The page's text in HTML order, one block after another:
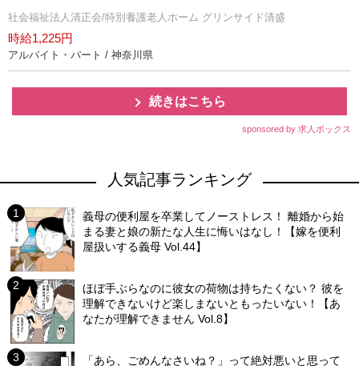
社会福祉法人清正会/特別養護老人ホーム グリンサイド清盛
時給1,225円
アルバイト・パート / 神奈川県
続きはこちら
sponsored by 求人ボックス
人気記事ランキング
義母の便利屋を卒業してノーストレス！ 離婚から始
まる妻と娘の新たな人生に悔いはなし！【嫁を便利
屋扱いする義母 Vol.44】
ほぼ手ぶらなのに彼女の荷物は持ちたくない？ 彼を
理解できないけど楽しまないともったいない！【あ
なたが理解できません Vol.8】
「あら、ごめんなさいね？」って絶対悪いと思って